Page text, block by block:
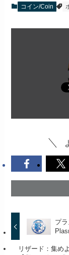
コイン/Coin
プ
リザード：集め